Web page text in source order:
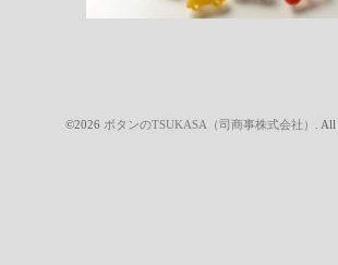
©2026 ボタンのTSUKASA（司商事株式会社） .